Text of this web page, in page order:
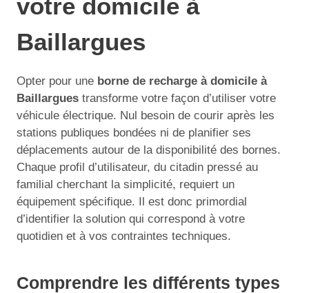
votre domicile à
Baillargues
Opter pour une borne de recharge à domicile à
Baillargues transforme votre façon d’utiliser votre
véhicule électrique. Nul besoin de courir après les
stations publiques bondées ni de planifier ses
déplacements autour de la disponibilité des bornes.
Chaque profil d’utilisateur, du citadin pressé au
familial cherchant la simplicité, requiert un
équipement spécifique. Il est donc primordial
d’identifier la solution qui correspond à votre
quotidien et à vos contraintes techniques.
Comprendre les différents types